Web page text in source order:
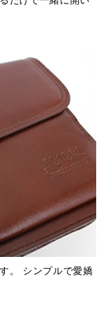
。 シンプルで愛嬌